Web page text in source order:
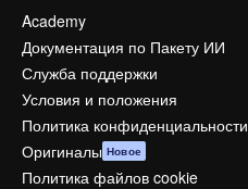
Academy
Документация по Пакету ИИ
Служба поддержки
Условия и положения
Политика конфиденциальности
Оригиналы Новое
Политика файлов cookie